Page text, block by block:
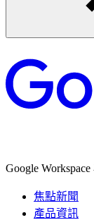
Google
焦點新聞
產品資訊